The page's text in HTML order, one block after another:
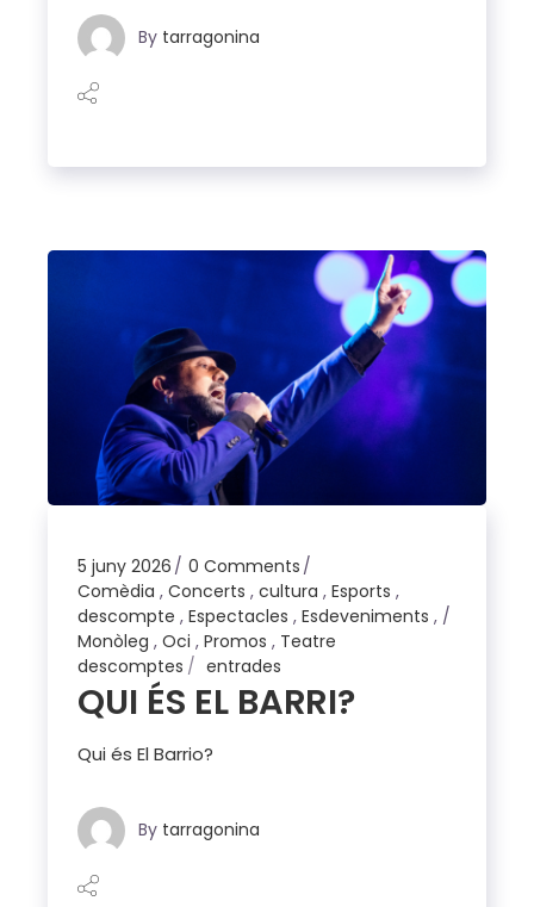
By tarragonina
5 juny 2026
0 Comments
Comèdia ,Concerts ,cultura ,Esports ,
descompte ,Espectacles ,Esdeveniments ,
Monòleg ,Oci ,Promos , Teatre
descomptes
entrades
QUI ÉS EL BARRI?
Qui és El Barrio?
By tarragonina